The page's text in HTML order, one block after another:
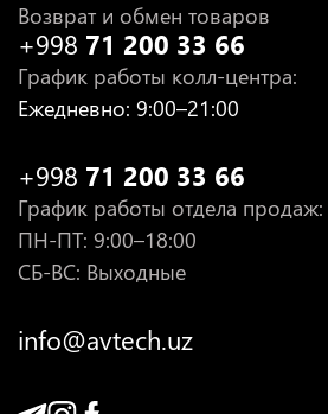
Возврат и обмен товаров
+998 71 200 33 66
График работы колл-центра:
Ежедневно: 9:00–21:00
+998 71 200 33 66
График работы отдела продаж:
ПН-ПТ: 9:00–18:00
СБ-ВС: Выходные
info@avtech.uz